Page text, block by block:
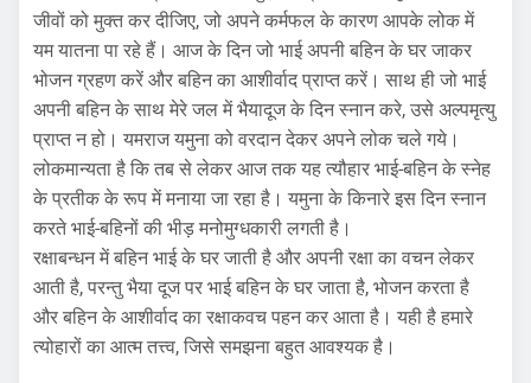
जीवों को मुक्त कर दीजिए, जो अपने कर्मफल के कारण आपके लोक में
यम यातना पा रहे हैं। आज के दिन जो भाई अपनी बहिन के घर जाकर
भोजन ग्रहण करें और बहिन का आशीर्वाद प्राप्त करें। साथ ही जो भाई
अपनी बहिन के साथ मेरे जल में भैयादूज के दिन स्नान करे, उसे अल्पमृत्यु
प्राप्त न हो। यमराज यमुना को वरदान देकर अपने लोक चले गये।
लोकमान्यता है कि तब से लेकर आज तक यह त्यौहार भाई-बहिन के स्नेह
के प्रतीक के रूप में मनाया जा रहा है। यमुना के किनारे इस दिन स्नान
करते भाई-बहिनों की भीड़ मनोमुग्धकारी लगती है।
रक्षाबन्धन में बहिन भाई के घर जाती है और अपनी रक्षा का वचन लेकर
आती है, परन्तु भैया दूज पर भाई बहिन के घर जाता है, भोजन करता है
और बहिन के आशीर्वाद का रक्षाकवच पहन कर आता है। यही है हमारे
त्योहारों का आत्म तत्त्व, जिसे समझना बहुत आवश्यक है।